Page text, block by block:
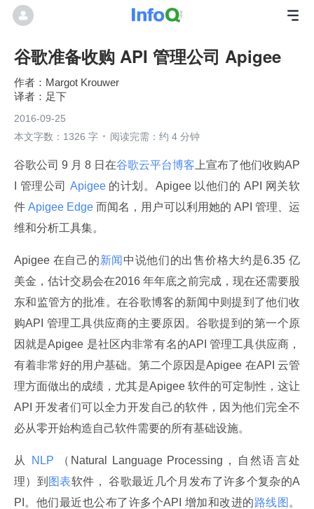
谷歌准备收购 API 管理公司 Apigee
Margot Krouwer
足下
2016-09-25
本文字数：1326 字
阅读完需：约 4 分钟
谷歌公司 9 月 8 日在谷歌云平台博客 上宣布了他们收购AP
I 管理公司 Apigee 的计划。Apigee 以他们的 API 网关软
件 Apigee Edge 而闻名，用户可以利用她的 API 管理、运
维和分析工具集。
Apigee 在自己的新闻 中说他们的出售价格大约是6.35 亿
美金，估计交易会在2016 年年底之前完成，现在还需要股
东和监管方的批准。在谷歌博客的新闻中则提到了他们收
购API 管理工具供应商的主要原因。谷歌提到的第一个原
因就是Apigee 是社区内非常有名的API 管理工具供应商，
有着非常好的用户基础。第二个原因是Apigee 在API 云管
理方面做出的成绩，尤其是Apigee 软件的可定制性，这让
API 开发者们可以全力开发自己的软件，因为他们完全不
必从零开始构造自己软件需要的所有基础设施。
从 NLP
（Natural Language Processing，自然语言处
理）到 图表软件， 谷歌最近几个月发布了许多个复杂的A
PI。他们最近也公布了许多个API 增加和改进的路线图 。